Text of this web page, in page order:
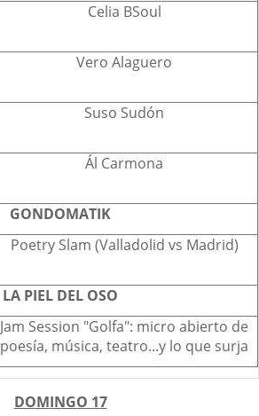
Celia BSoul
Vero Alaguero
Suso Sudón
Ál Carmona
GONDOMATIK
Poetry Slam (Valladolid vs Madrid)
LA PIEL DEL OSO
Jam Session "Golfa": micro abierto de
poesía, música, teatro...y lo que surja
DOMINGO 17